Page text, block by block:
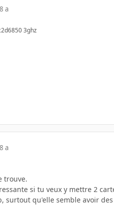
a
3ghz
a
trouve.
si tu veux y mettre 2
surtout qu'elle semble avoir